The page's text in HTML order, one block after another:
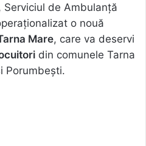
, Serviciul de Ambulanță
o nouă
Mare, care va deservi
din comunele Tarna
Porumbești.